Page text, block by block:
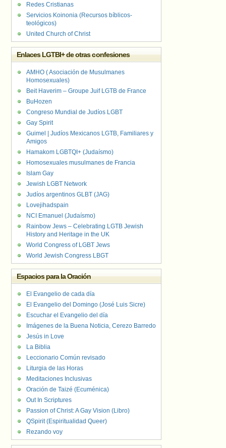
Redes Cristianas
Servicios Koinonia (Recursos bíblicos-
teológicos)
United Church of Christ
Enlaces LGTBI+ de otras confesiones
AMHO ( Asociación de Musulmanes
Homosexuales)
Beit Haverim – Groupe Juif LGTB de France
BuHozen
Congreso Mundial de Judíos LGBT
Gay Spirit
Guimel | Judíos Mexicanos LGTB, Familiares y
Amigos
Hamakom LGBTQI+ (Judaísmo)
Homosexuales musulmanes de Francia
Islam Gay
Jewish LGBT Network
Judíos argentinos GLBT (JAG)
Lovejihadspain
NCI Emanuel (Judaísmo)
Rainbow Jews – Celebrating LGTB Jewish
History and Heritage in the UK
World Congress of LGBT Jews
World Jewish Congress LBGT
Espacios para la Oración
El Evangelio de cada día
El Evangelio del Domingo (José Luis Sicre)
Escuchar el Evangelio del día
Imágenes de la Buena Noticia, Cerezo Barredo
Jesús in Love
La Biblia
Leccionario Común revisado
Liturgia de las Horas
Meditaciones Inclusivas
Oración de Taizé (Ecuménica)
Out In Scriptures
Passion of Christ: A Gay Vision (Libro)
QSpirit (Espiritualidad Queer)
Rezando voy